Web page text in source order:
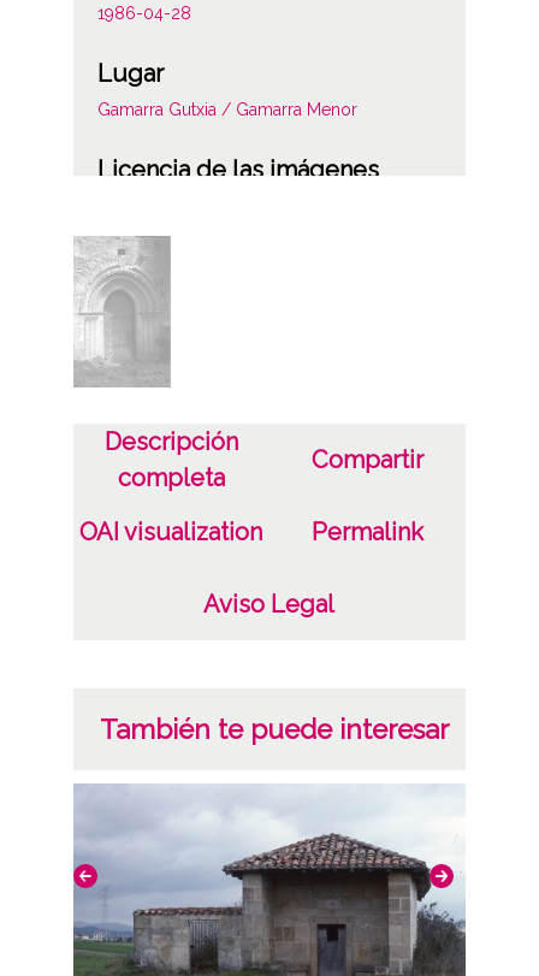
1986-04-28
Lugar
Gamarra Gutxia / Gamarra Menor
Licencia de las imágenes
Descripción
completa
Compartir
OAI visualization Permalink
Aviso Legal
También te puede interesar